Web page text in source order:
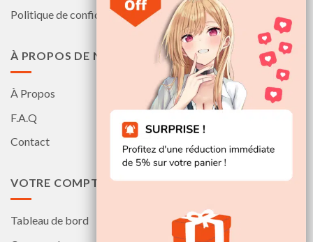
Politique de confidentialité
À PROPOS DE NOUS
À Propos
F.A.Q
Contact
VOTRE COMPTE
Tableau de bord